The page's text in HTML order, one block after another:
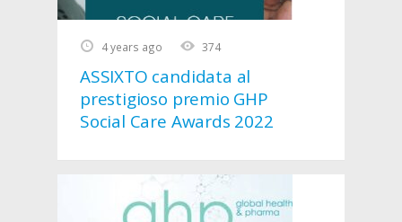
4 years ago 374
ASSIXTO candidata al
prestigioso premio GHP
Social Care Awards 2022